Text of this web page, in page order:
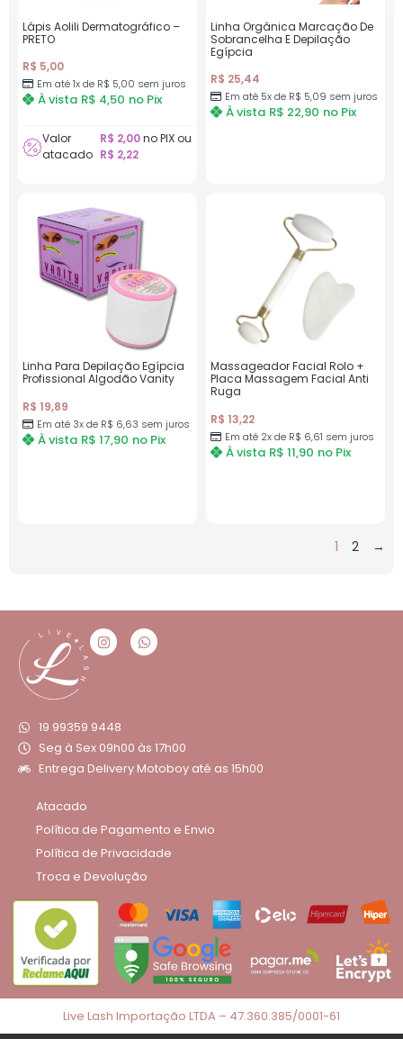
Lápis Aolili Dermatográfico –
PRETO
R$ 5,00
Em até 1x de R$ 5,00 sem juros
À vista R$ 4,50 no Pix
Valor
atacado
R$ 2,00no PIX ou
R$ 2,22
Linha Orgânica Marcação De
Sobrancelha E Depilação
Egípcia
R$ 25,44
Em até 5x de R$ 5,09 sem juros
À vista R$ 22,90 no Pix
Linha Para Depilação Egípcia
Profissional Algodão Vanity
R$ 19,89
Em até 3x de R$ 6,63 sem juros
À vista R$ 17,90 no Pix
Massageador Facial Rolo +
Placa Massagem Facial Anti
Ruga
R$ 13,22
Em até 2x de R$ 6,61 sem juros
À vista R$ 11,90 no Pix
1 2 →
19 99359 9448
Seg à Sex 09h00 às 17h00
Entrega Delivery Motoboy até as 15h00
Atacado
Política de Pagamento e Envio
Política de Privacidade
Troca e Devolução
Live Lash Importação LTDA – 47.360.385/0001-61